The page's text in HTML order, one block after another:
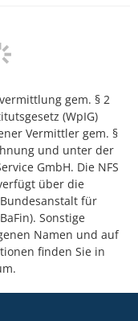
gem. § 2
(WpIG)
Vermittler gem. §
und unter der
GmbH. Die NFS
über die
für
Sonstige
Namen und auf
finden Sie in